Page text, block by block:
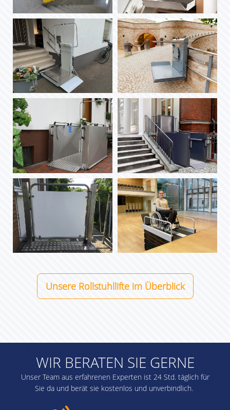
Plateau Linea in einem
knalligen Gelb
sani-trans Plattformlift
Plateau Linea auf
schmaler Treppe
sani-trans Plattformlift
Plateau Linea
Einbaubeispiel
sani-trans Plattformlift
für Barrierefreiheit im
öffentlichen Raum
sani-trans
Hubliftmodell Vertico
Klassiko (Außenansicht)
Ein Hublift von sani-
trans aus Metall hebt
Personen oder
Rollstühle von einem
tieferliegenden Bereich
auf das Eingangsniveau
Klinkerfassade, um
barrierefreien Zugang
trans mit einer Glastür
steht vor einem
ermöglichen; im
Hintergrund befindet
sich ein Gartenweg.
obere Haltestelle
Unsere Rollstuhllifte im Überblick
WIR BERATEN SIE GERNE
Unser Team aus erfahrenen Experten ist 24 Std. täglich für
Sie da und berät sie kostenlos und unverbindlich.